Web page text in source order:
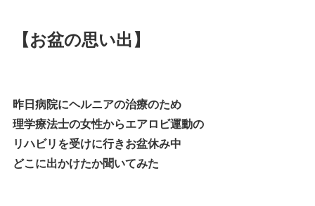
【お盆の思い出】
昨日病院にヘルニアの治療のため
理学療法士の女性からエアロビ運動の
リハビリを受けに行きお盆休み中
どこに出かけたか聞いてみた